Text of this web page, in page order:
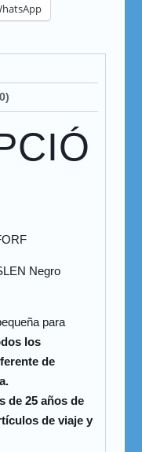
Negro
para
los
de
de 25 años de
de viaje y